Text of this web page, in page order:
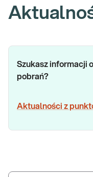
Szukasz informacji
pobrań?
Aktualności z